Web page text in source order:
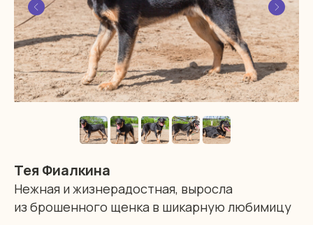
Тея Фиалкина
Нежная и жизнерадостная, выросла
из брошенного щенка в шикарную любимицу